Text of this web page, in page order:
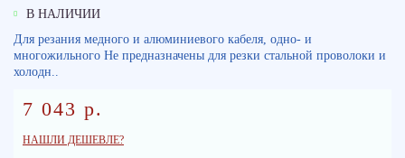
В НАЛИЧИИ
Для резания медного и алюминиевого кабеля, одно- и
многожильного Не предназначены для резки стальной проволоки и
холодн..
7 043 р.
НАШЛИ ДЕШЕВЛЕ?